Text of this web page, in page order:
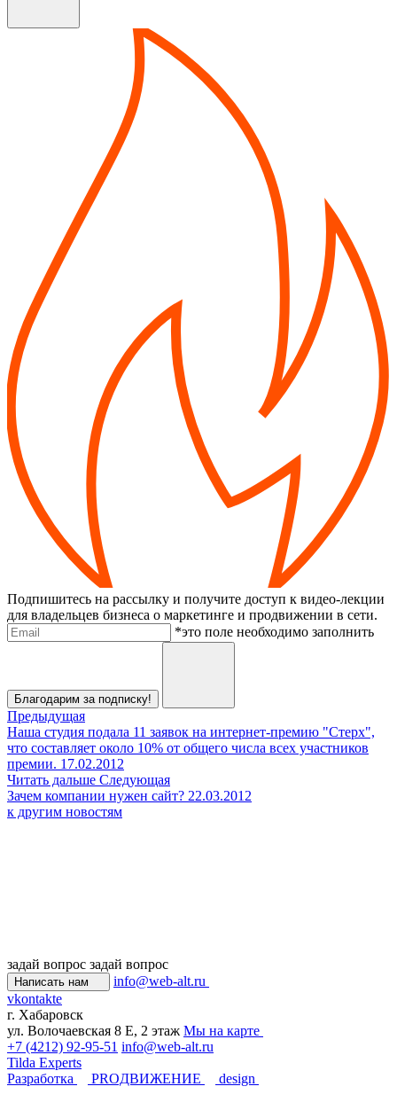
Подпишитесь на рассылку и получите доступ к видео-лекции
для владельцев бизнеса о маркетинге и продвижении в сети.
Электронная почта
*это поле необходимо заполнить
Благодарим за подписку!
Предыдущая
Наша студия подала 11 заявок на интернет-премию "Стерх",
что составляет около 10% от общего числа всех участников
премии. 17.02.2012
Читать дальше Следующая
Зачем компании нужен сайт? 22.03.2012
к другим новостям
задай вопрос задай вопрос
Написать нам
info@web-alt.ru
vkontakte
г. Хабаровск
ул. Волочаевская 8 Е, 2 этаж Мы на карте
+7 (4212) 92-95-51 info@web-alt.ru
Tilda Experts
Разработка
PROДВИЖЕНИЕ design